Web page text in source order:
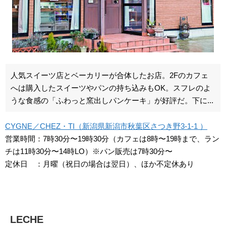
人気スイーツ店とベーカリーが合体したお店。2Fのカフェ
へは購入したスイーツやパンの持ち込みもOK。スフレのよ
うな食感の「ふわっと窯出しパンケーキ」が好評だ。下に...
CYGNE／CHEZ・TI（新潟県新潟市秋葉区さつき野3-1-1 ）
営業時間：7時30分〜19時30分（カフェは8時〜19時まで、ラン
チは11時30分〜14時LO）※パン販売は7時30分〜
定休日 ：月曜（祝日の場合は翌日）、ほか不定休あり
LECHE